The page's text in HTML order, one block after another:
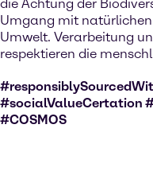
die Achtung der
Umgang mit natürlichen
Umwelt. Verarbeitung
respektieren die
#socialValueCertation
#COSMOS